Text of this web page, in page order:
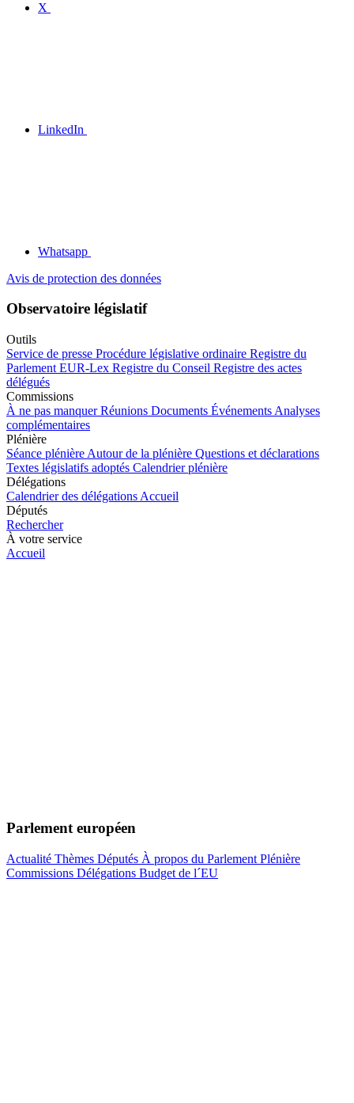
X
LinkedIn
Whatsapp
Avis de protection des données
Observatoire législatif
Outils
Service de presse Procédure législative ordinaire Registre du
Parlement EUR-Lex Registre du Conseil Registre des actes
délégués
Commissions
À ne pas manquer Réunions Documents Événements Analyses
complémentaires
Plénière
Séance plénière Autour de la plénière Questions et déclarations
Textes législatifs adoptés Calendrier plénière
Délégations
Calendrier des délégations Accueil
Députés
Rechercher
À votre service
Accueil
Parlement européen
Actualité Thèmes Députés À propos du Parlement Plénière
Commissions Délégations Budget de l´EU